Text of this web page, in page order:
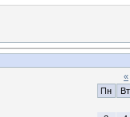
«
Пн
Вт